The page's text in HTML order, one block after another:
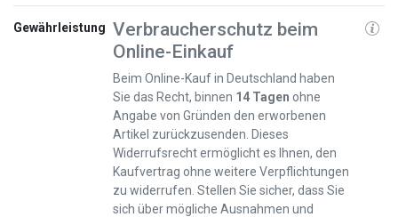
Gewährleistung Verbraucherschutz beim
Online-Einkauf
Beim Online-Kauf in Deutschland haben
Sie das Recht, binnen 14 Tagen ohne
Angabe von Gründen den erworbenen
Artikel zurückzusenden. Dieses
Widerrufsrecht ermöglicht es Ihnen, den
Kaufvertrag ohne weitere Verpflichtungen
zu widerrufen. Stellen Sie sicher, dass Sie
sich über mögliche Ausnahmen und